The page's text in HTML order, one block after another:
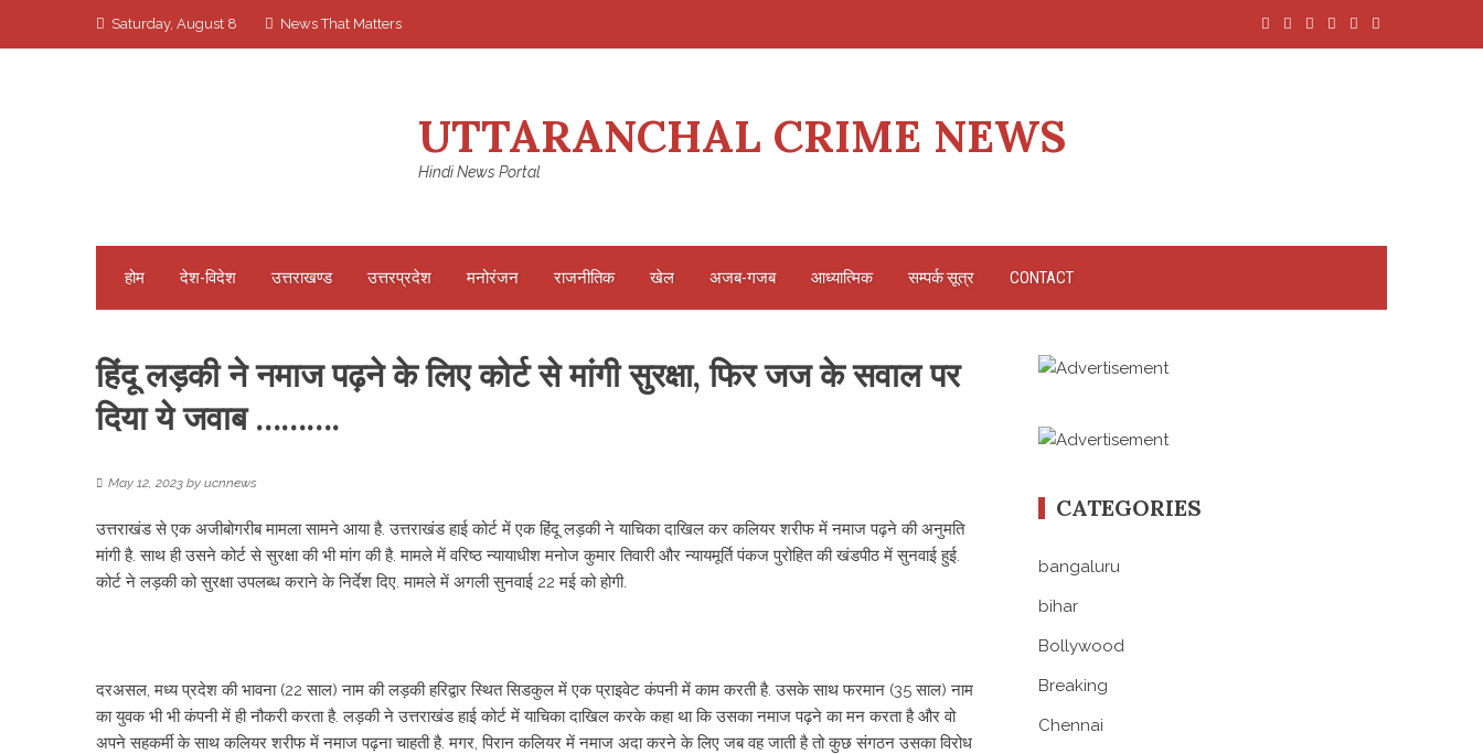
Saturday, August 8 News That Matters
UTTARANCHAL CRIME NEWS
Hindi News Portal
होम देश-विदेश उत्तराखण्ड उत्तरप्रदेश मनोरंजन राजनीतिक खेल अजब-गजब आध्यात्मिक सम्पर्क सूत्र CONTACT
हिंदू लड़की ने नमाज पढ़ने के लिए कोर्ट से मांगी सुरक्षा, फिर जज के सवाल पर
दिया ये जवाब ……….
May 12, 2023 by ucnnews
उत्तराखंड से एक अजीबोगरीब मामला सामने आया है. उत्तराखंड हाई कोर्ट में एक हिंदू लड़की ने याचिका दाखिल कर कलियर शरीफ में नमाज पढ़ने की अनुमति
मांगी है. साथ ही उसने कोर्ट से सुरक्षा की भी मांग की है. मामले में वरिष्ठ न्यायाधीश मनोज कुमार तिवारी और न्यायमूर्ति पंकज पुरोहित की खंडपीठ में सुनवाई हुई.
कोर्ट ने लड़की को सुरक्षा उपलब्ध कराने के निर्देश दिए. मामले में अगली सुनवाई 22 मई को होगी.
दरअसल, मध्य प्रदेश की भावना (22 साल) नाम की लड़की हरिद्वार स्थित सिडकुल में एक प्राइवेट कंपनी में काम करती है. उसके साथ फरमान (35 साल) नाम
का युवक भी भी कंपनी में ही नौकरी करता है. लड़की ने उत्तराखंड हाई कोर्ट में याचिका दाखिल करके कहा था कि उसका नमाज पढ़ने का मन करता है और वो
अपने सहकर्मी के साथ कलियर शरीफ में नमाज पढ़ना चाहती है. मगर, पिरान कलियर में नमाज अदा करने के लिए जब वह जाती है तो कुछ संगठन उसका विरोध
CATEGORIES
bangaluru
bihar
Bollywood
Breaking
Chennai